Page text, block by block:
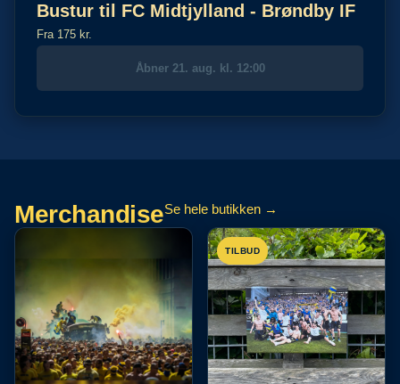
Bustur til FC Midtjylland - Brøndby IF
Fra 175 kr.
Åbner 21. aug. kl. 12:00
MerchandiseSe hele butikken →
TILBUD